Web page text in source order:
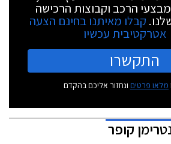
הרכב וקבוצות הרכישה
קבלו מאיתנו בחינם הצעה
אטרקטיבית עכשיו
התקשרו
מלאו פרטים ונחזור אליכם בהקדם
קופר